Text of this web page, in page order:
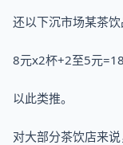
还以下沉市场某茶饮
8元x2杯+2至5元
以此类推。
对大部分茶饮店来